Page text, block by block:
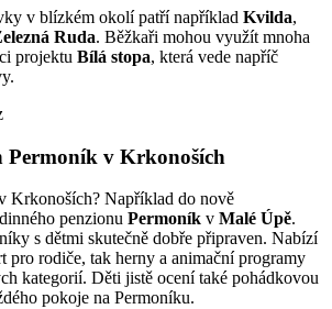
v blízkém okolí patří například Kvilda,
Ruda. Běžkaři mohou využít mnoha
projektu Bílá stopa, která vede napříč
Permoník v Krkonoších
Krkonoších? Například do nově
penzionu Permoník v Malé Úpě.
s dětmi skutečně dobře připraven. Nabízí
pro rodiče, tak herny a animační programy
kategorií. Děti jistě ocení také pohádkovou
pokoje na Permoníku.